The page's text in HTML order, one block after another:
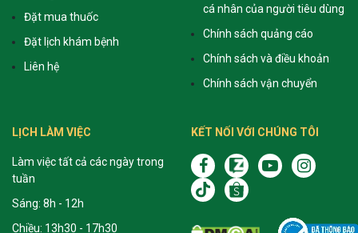
Đặt mua thuốc
Đặt lịch khám bệnh
Liên hệ
cá nhân của người tiêu dùng
Chính sách quảng cáo
Chính sách và điều khoản
Chính sách vận chuyển
LỊCH LÀM VIỆC
Làm việc tất cả các ngày trong
tuần
Sáng: 8h - 12h
Chiều: 13h30 - 17h30
KẾT NỐI VỚI CHÚNG TÔI